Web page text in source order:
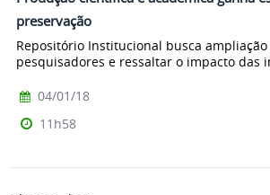
preservação
Repositório Institucional busca
pesquisadores e ressaltar o impacto das
04/01/18
11h58